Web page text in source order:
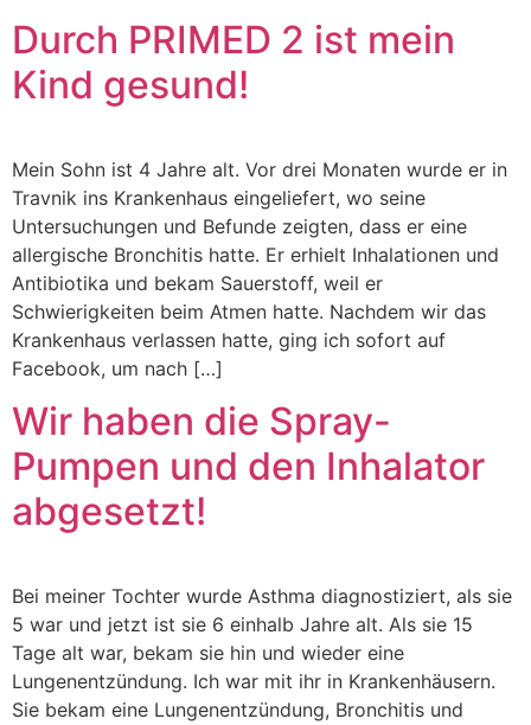
Durch PRIMED 2 ist mein
Kind gesund!
Mein Sohn ist 4 Jahre alt. Vor drei Monaten wurde er in
Travnik ins Krankenhaus eingeliefert, wo seine
Untersuchungen und Befunde zeigten, dass er eine
allergische Bronchitis hatte. Er erhielt Inhalationen und
Antibiotika und bekam Sauerstoff, weil er
Schwierigkeiten beim Atmen hatte. Nachdem wir das
Krankenhaus verlassen hatte, ging ich sofort auf
Facebook, um nach […]
Wir haben die Spray-
Pumpen und den Inhalator
abgesetzt!
Bei meiner Tochter wurde Asthma diagnostiziert, als sie
5 war und jetzt ist sie 6 einhalb Jahre alt. Als sie 15
Tage alt war, bekam sie hin und wieder eine
Lungenentzündung. Ich war mit ihr in Krankenhäusern.
Sie bekam eine Lungenentzündung, Bronchitis und